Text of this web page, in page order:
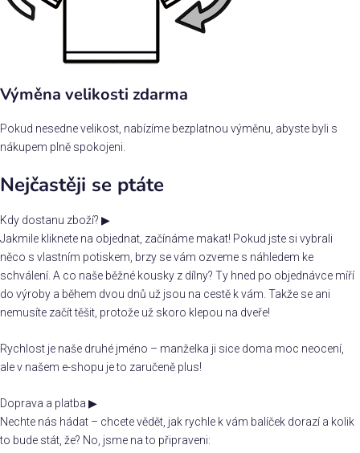
Výměna velikosti zdarma
Pokud nesedne velikost, nabízíme bezplatnou výměnu, abyste byli s
nákupem plně spokojeni.
Nejčastěji se ptáte
Kdy dostanu zboží? ▶
Jakmile kliknete na objednat, začínáme makat! Pokud jste si vybrali
něco s vlastním potiskem, brzy se vám ozveme s náhledem ke
schválení. A co naše běžné kousky z dílny? Ty hned po objednávce míří
do výroby a během dvou dnů už jsou na cestě k vám. Takže se ani
nemusíte začít těšit, protože už skoro klepou na dveře!
Rychlost je naše druhé jméno – manželka ji sice doma moc neocení,
ale v našem e-shopu je to zaručeně plus!
Doprava a platba ▶
Nechte nás hádat – chcete vědět, jak rychle k vám balíček dorazí a kolik
to bude stát, že? No, jsme na to připraveni: